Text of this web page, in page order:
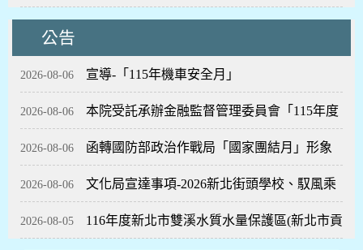
公告
2026-08-06 宣導-「115年機車安全月」
2026-08-06 本院受託承辦金融監督管理委員會「115年度
金融知識線上競賽」活動
2026-08-06 函轉國防部政治作戰局「國家團結月」形象
海報宣傳案
2026-08-06 文化局宣達事項-2026新北街頭學校、馭風乘
浪-2026古代南島船舶特展、民間／攝影：紀實影像的敘
2026-08-05 116年度新北市雙溪水質水量保護區(新北市貢